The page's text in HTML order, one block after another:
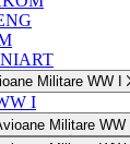
Militare WW I
I
Militare WW I